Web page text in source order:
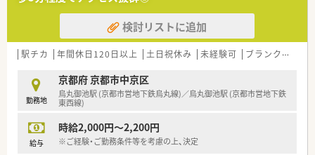
■新たな戦力としてご活躍いただける方を求めています。
■患者さま一人ひとりと丁寧に向き合い、薬剤師としての喜びと
責任を感じて仕事に取り組める方を歓迎します。
■調剤業務未経験の方や第二新卒の方も、教育プログラムがある
【職場環境と雰囲気】
■一包化錠剤鑑査支援装置や全自動PTPシート払出装置などの
■スタッフ同士のコミュニケーションが活発で、和気あいあいと
した明るい雰囲気の中で、協力し合いながら働ける環境です。
検討リストに追加
駅チカ 年間休日120日以上 土日祝休み 未経験可 ブランク可
勤務地
京都府 京都市中京区
烏丸御池駅 (京都市営地下鉄烏丸線)／烏丸御池駅 (京都市営地下鉄
東西線)
給与
時給2,000円～2,200円
※ご経験・ご勤務条件等を考慮の上、決定